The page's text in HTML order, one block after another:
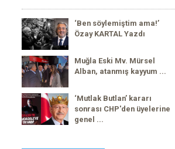
‘Ben söylemiştim ama!’
Özay KARTAL Yazdı
Muğla Eski Mv. Mürsel
Alban, atanmış kayyum ...
‘Mutlak Butlan’ kararı
sonrası CHP'den üyelerine
genel ...